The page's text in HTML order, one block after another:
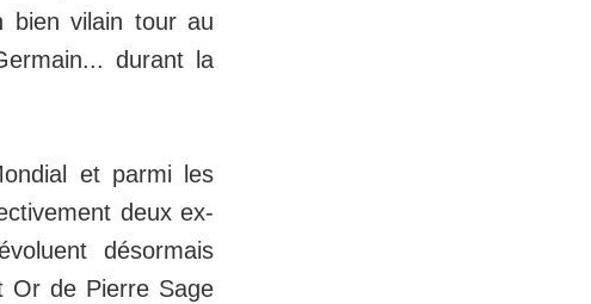
bien vilain tour au
durant la
et parmi les
deux ex-
désormais
Or de Pierre Sage